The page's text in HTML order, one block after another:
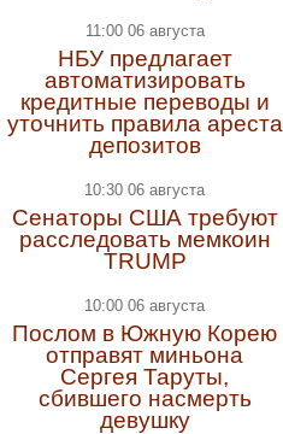
11:00 06 августа
НБУ предлагает
автоматизировать
кредитные переводы и
уточнить правила ареста
депозитов
10:30 06 августа
Сенаторы США требуют
расследовать мемкоин
TRUMP
10:00 06 августа
Послом в Южную Корею
отправят миньона
Сергея Таруты,
сбившего насмерть
девушку